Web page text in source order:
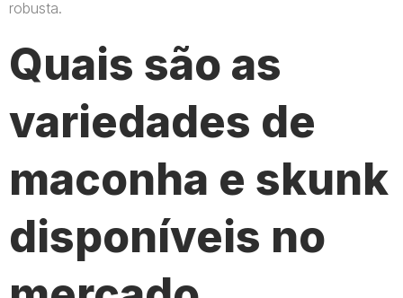
robusta.
Quais são as
variedades de
maconha e skunk
disponíveis no